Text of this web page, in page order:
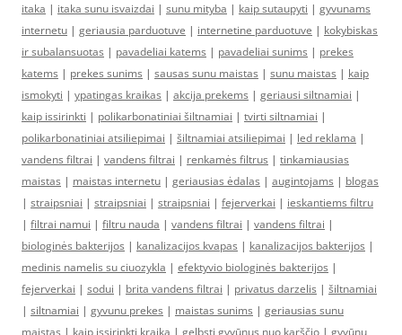
itaka | itaka sunu isvaizdai | sunu mityba | kaip sutaupyti | gyvunams
internetu | geriausia parduotuve | internetine parduotuve | kokybiskas
ir subalansuotas | pavadeliai katems | pavadeliai sunims | prekes
katems | prekes sunims | sausas sunu maistas | sunu maistas | kaip
ismokyti | ypatingas kraikas | akcija prekems | geriausi siltnamiai |
kaip issirinkti | polikarbonatiniai šiltnamiai | tvirti siltnamiai |
polikarbonatiniai atsiliepimai | šiltnamiai atsiliepimai | led reklama |
vandens filtrai | vandens filtrai | renkamės filtrus | tinkamiausias
maistas | maistas internetu | geriausias ėdalas | augintojams | blogas
| straipsniai | straipsniai | straipsniai | fejerverkai | ieskantiems filtru
| filtrai namui | filtru nauda | vandens filtrai | vandens filtrai |
biologinės bakterijos | kanalizacijos kvapas | kanalizacijos bakterijos |
medinis namelis su ciuozykla | efektyvio biologinės bakterijos |
fejerverkai | sodui | brita vandens filtrai | privatus darzelis | šiltnamiai
| siltnamiai | gyvunu prekes | maistas sunims | geriausias sunu
maistas | kaip issirinkti kraika | gelbsti gyvūnus nuo karščio | gyvūnų